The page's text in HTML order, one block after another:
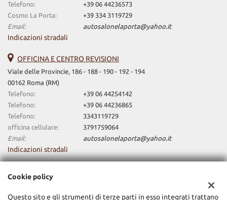
Telefono:
+39 06 44236573
Cosmo La Porta:
+39 334 3119729
Email:
autosalonelaporta@yahoo.it
Indicazioni stradali
OFFICINA E CENTRO REVISIONI
Viale delle Provincie, 186 - 188 - 190 - 192 - 194
00162 Roma (RM)
Telefono:
+39 06 44254142
Telefono:
+39 06 44236865
Telefono:
3343119729
officina cellulare:
3791759064
Email:
autosalonelaporta@yahoo.it
Indicazioni stradali
La Porta Domenico E C. Srl
Cookie policy
Questo sito e gli strumenti di terze parti in esso integrati trattano